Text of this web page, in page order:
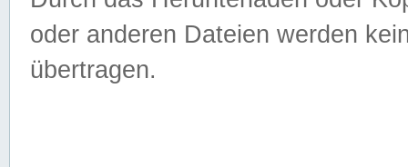
oder anderen Dateien werden
übertragen.